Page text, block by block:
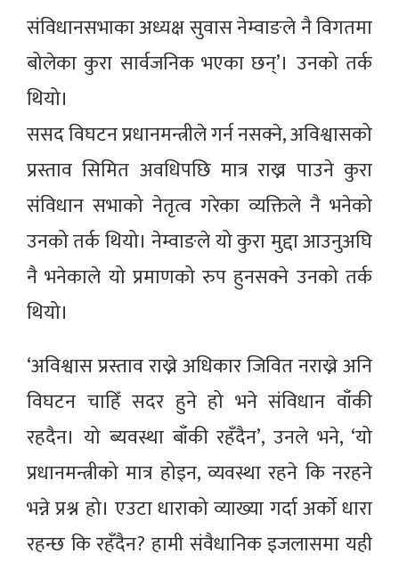
संविधानसभाका अध्यक्ष सुवास नेम्वाङले नै विगतमा
बोलेका कुरा सार्वजनिक भएका छन्’। उनको तर्क
थियो।
ससद विघटन प्रधानमन्त्रीले गर्न नसक्ने, अविश्वासको
प्रस्ताव सिमित अवधिपछि मात्र राख्न पाउने कुरा
संविधान सभाको नेतृत्व गरेका व्यक्तिले नै भनेको
उनको तर्क थियो। नेम्वाङले यो कुरा मुद्दा आउनुअघि
नै भनेकाले यो प्रमाणको रुप हुनसक्ने उनको तर्क
थियो।
‘अविश्वास प्रस्ताव राख्ने अधिकार जिवित नराख्ने अनि
विघटन चाहिँ सदर हुने हो भने संविधान वाँकी
रहदैन। यो ब्यवस्था बाँकी रहँदैन’, उनले भने, ‘यो
प्रधानमन्त्रीको मात्र होइन, व्यवस्था रहने कि नरहने
भन्ने प्रश्न हो। एउटा धाराको व्याख्या गर्दा अर्काे धारा
रहन्छ कि रहँदैन? हामी संवैधानिक इजलासमा यही